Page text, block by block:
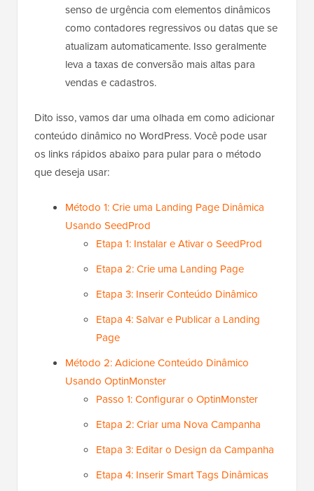
senso de urgência com elementos dinâmicos
como contadores regressivos ou datas que se
atualizam automaticamente. Isso geralmente
leva a taxas de conversão mais altas para
vendas e cadastros.
Dito isso, vamos dar uma olhada em como adicionar
conteúdo dinâmico no WordPress. Você pode usar
os links rápidos abaixo para pular para o método
que deseja usar:
Método 1: Crie uma Landing Page Dinâmica
Usando SeedProd
Etapa 1: Instalar e Ativar o SeedProd
Etapa 2: Crie uma Landing Page
Etapa 3: Inserir Conteúdo Dinâmico
Etapa 4: Salvar e Publicar a Landing
Page
Método 2: Adicione Conteúdo Dinâmico
Usando OptinMonster
Passo 1: Configurar o OptinMonster
Etapa 2: Criar uma Nova Campanha
Etapa 3: Editar o Design da Campanha
Etapa 4: Inserir Smart Tags Dinâmicas